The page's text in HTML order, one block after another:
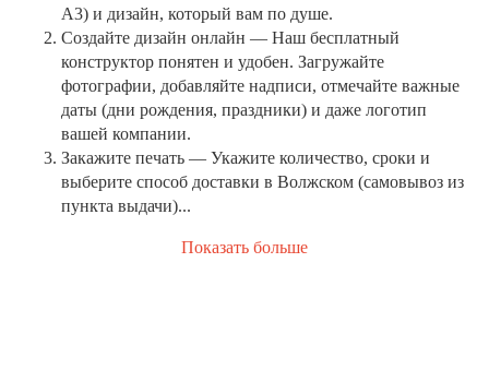
A3) и дизайн, который вам по душе.
Создайте дизайн онлайн — Наш бесплатный
конструктор понятен и удобен. Загружайте
фотографии, добавляйте надписи, отмечайте важные
даты (дни рождения, праздники) и даже логотип
вашей компании.
Закажите печать — Укажите количество, сроки и
выберите способ доставки в Волжском (самовывоз из
пункта выдачи)...
Показать больше